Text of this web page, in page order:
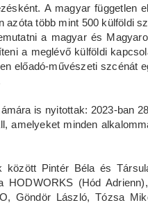
A magyar független
több mint 500 külföldi
a magyar és
a meglévő külföldi
előadó-művészeti szcénát
is nyitottak: 2023-ban
amelyeket minden
között Pintér Béla és
(Hód
Göndör László, Tózsa